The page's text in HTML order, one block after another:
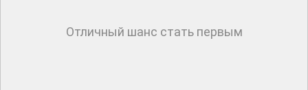
Отличный шанс стать первым